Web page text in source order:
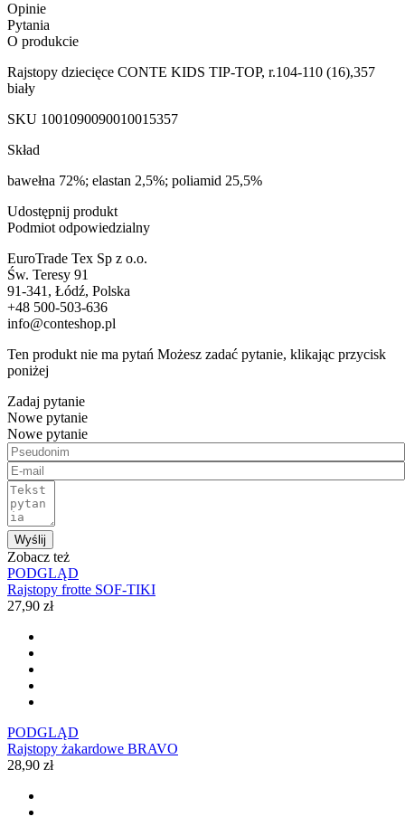
Opinie
Pytania
O produkcie
Rajstopy dziecięce CONTE KIDS TIP-TOP, r.104-110 (16),357
biały
SKU 1001090090010015357
Skład
bawełna 72%; elastan 2,5%; poliamid 25,5%
Udostępnij produkt
Podmiot odpowiedzialny
EuroTrade Tex Sp z o.o.
Św. Teresy 91
91-341, Łódź, Polska
+48 500-503-636
info@conteshop.pl
Ten produkt nie ma pytań Możesz zadać pytanie, klikając przycisk
poniżej
Zadaj pytanie
Nowe pytanie
Nowe pytanie
Wyślij
Zobacz też
PODGLĄD
Rajstopy frotte SOF-TIKI
27,90 zł
PODGLĄD
Rajstopy żakardowe BRAVO
28,90 zł